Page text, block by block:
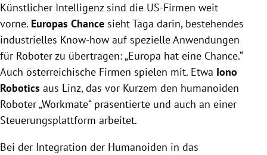
Künstlicher Intelligenz sind die US-Firmen weit
vorne. Europas Chance sieht Taga darin, bestehendes
industrielles Know-how auf spezielle Anwendungen
für Roboter zu übertragen: „Europa hat eine Chance.“
Auch österreichische Firmen spielen mit. Etwa Iono
Robotics aus Linz, das vor Kurzem den humanoiden
Roboter „Workmate“ präsentierte und auch an einer
Steuerungsplattform arbeitet.
Bei der Integration der Humanoiden in das